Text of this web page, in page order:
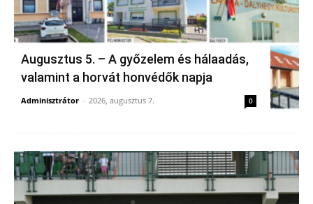
Augusztus 5. – A győzelem és hálaadás,
valamint a horvát honvédők napja
Adminisztrátor - 2026, augusztus 7. 0